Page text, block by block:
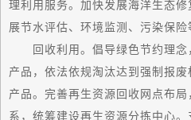
理利用服务。加快发展海洋生态
展节水评估、环境监测、污染保险
回收利用。倡导绿色节约理念
产品，依法依规淘汰达到强制报
产品。完善再生资源回收网点布
系，统筹建设再生资源分拣中心